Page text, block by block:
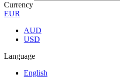
Currency
EUR
AUD
USD
Language
English